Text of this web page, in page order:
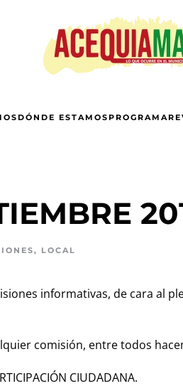
DÓNDE ESTAMOSPROGRAMA
, LOCAL
informativas, de cara al
comisión, entre todos
CIUDADANA.